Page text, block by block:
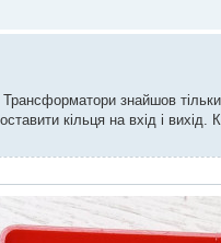
знайшов
кільця на вхід і вихід.